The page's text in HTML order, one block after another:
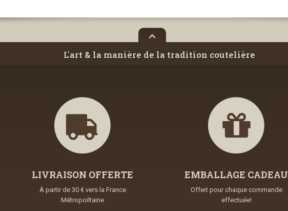
L'art & la manière de la tradition coutelière
LIVRAISON OFFERTE
À partir de 30 € vers la France
Métropoiltaine
EMBALLAGE CADEAU
Offert pour chaque commande
effectuée!